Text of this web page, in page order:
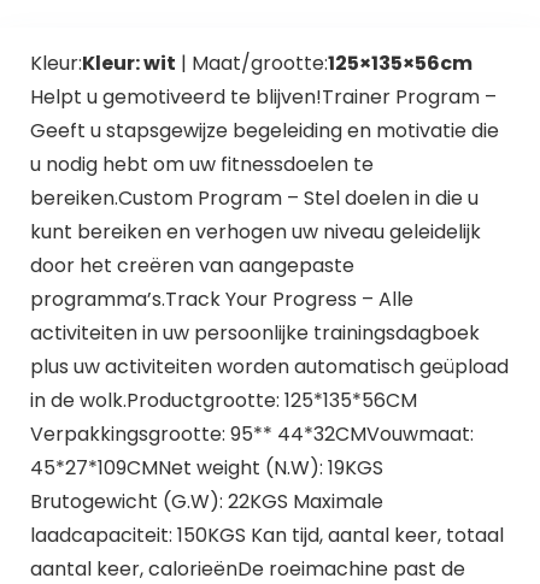
Kleur:Kleur: wit | Maat/grootte:125×135×56cm
Helpt u gemotiveerd te blijven!Trainer Program –
Geeft u stapsgewijze begeleiding en motivatie die
u nodig hebt om uw fitnessdoelen te
bereiken.Custom Program – Stel doelen in die u
kunt bereiken en verhogen uw niveau geleidelijk
door het creëren van aangepaste
programma’s.Track Your Progress – Alle
activiteiten in uw persoonlijke trainingsdagboek
plus uw activiteiten worden automatisch geüpload
in de wolk.Productgrootte: 125*135*56CM
Verpakkingsgrootte: 95** 44*32CMVouwmaat:
45*27*109CMNet weight (N.W): 19KGS
Brutogewicht (G.W): 22KGS Maximale
laadcapaciteit: 150KGS Kan tijd, aantal keer, totaal
aantal keer, calorieënDe roeimachine past de